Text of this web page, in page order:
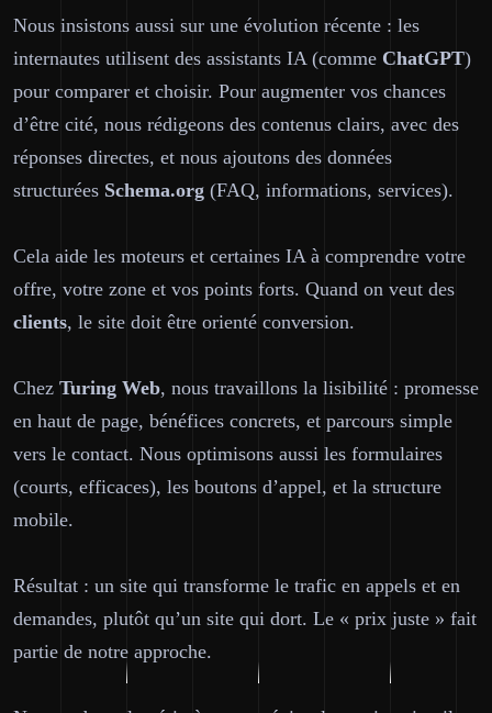
Nous insistons aussi sur une évolution récente : les
internautes utilisent des assistants IA (comme ChatGPT)
pour comparer et choisir. Pour augmenter vos chances
d’être cité, nous rédigeons des contenus clairs, avec des
réponses directes, et nous ajoutons des données
structurées Schema.org (FAQ, informations, services).
Cela aide les moteurs et certaines IA à comprendre votre
offre, votre zone et vos points forts. Quand on veut des
clients, le site doit être orienté conversion.
Chez Turing Web, nous travaillons la lisibilité : promesse
en haut de page, bénéfices concrets, et parcours simple
vers le contact. Nous optimisons aussi les formulaires
(courts, efficaces), les boutons d’appel, et la structure
mobile.
Résultat : un site qui transforme le trafic en appels et en
demandes, plutôt qu’un site qui dort. Le « prix juste » fait
partie de notre approche.